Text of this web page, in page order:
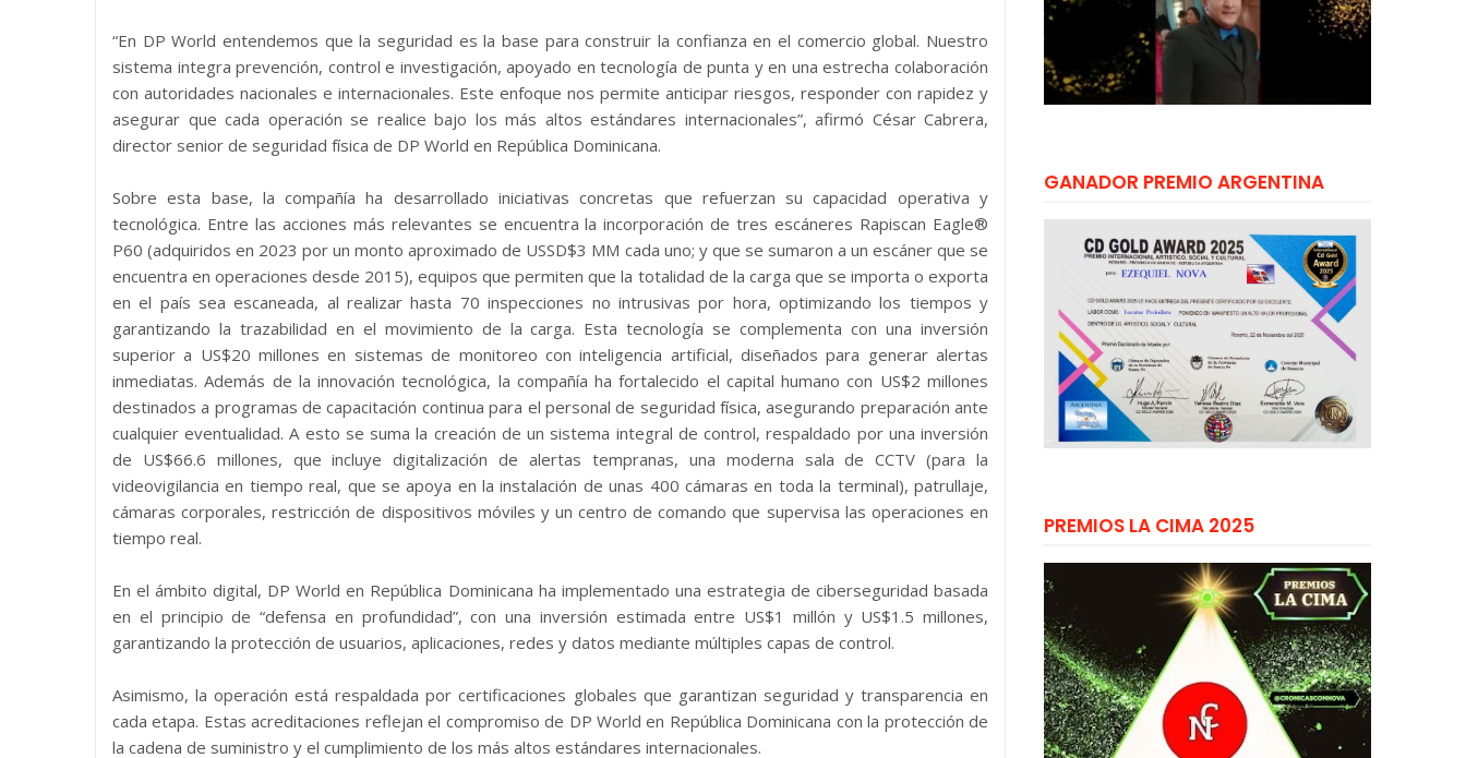
“En DP World entendemos que la seguridad es la base para construir la confianza en el comercio global. Nuestro
sistema integra prevención, control e investigación, apoyado en tecnología de punta y en una estrecha colaboración
con autoridades nacionales e internacionales. Este enfoque nos permite anticipar riesgos, responder con rapidez y
asegurar que cada operación se realice bajo los más altos estándares internacionales”, afirmó César Cabrera,
director senior de seguridad física de DP World en República Dominicana.
Sobre esta base, la compañía ha desarrollado iniciativas concretas que refuerzan su capacidad operativa y
tecnológica. Entre las acciones más relevantes se encuentra la incorporación de tres escáneres Rapiscan Eagle®
P60 (adquiridos en 2023 por un monto aproximado de USSD$3 MM cada uno; y que se sumaron a un escáner que se
encuentra en operaciones desde 2015), equipos que permiten que la totalidad de la carga que se importa o exporta
en el país sea escaneada, al realizar hasta 70 inspecciones no intrusivas por hora, optimizando los tiempos y
garantizando la trazabilidad en el movimiento de la carga. Esta tecnología se complementa con una inversión
superior a US$20 millones en sistemas de monitoreo con inteligencia artificial, diseñados para generar alertas
inmediatas. Además de la innovación tecnológica, la compañía ha fortalecido el capital humano con US$2 millones
destinados a programas de capacitación continua para el personal de seguridad física, asegurando preparación ante
cualquier eventualidad. A esto se suma la creación de un sistema integral de control, respaldado por una inversión
de US$66.6 millones, que incluye digitalización de alertas tempranas, una moderna sala de CCTV (para la
videovigilancia en tiempo real, que se apoya en la instalación de unas 400 cámaras en toda la terminal), patrullaje,
cámaras corporales, restricción de dispositivos móviles y un centro de comando que supervisa las operaciones en
tiempo real.
En el ámbito digital, DP World en República Dominicana ha implementado una estrategia de ciberseguridad basada
en el principio de “defensa en profundidad”, con una inversión estimada entre US$1 millón y US$1.5 millones,
garantizando la protección de usuarios, aplicaciones, redes y datos mediante múltiples capas de control.
Asimismo, la operación está respaldada por certificaciones globales que garantizan seguridad y transparencia en
cada etapa. Estas acreditaciones reflejan el compromiso de DP World en República Dominicana con la protección de
la cadena de suministro y el cumplimiento de los más altos estándares internacionales.
GANADOR PREMIO ARGENTINA
PREMIOS LA CIMA 2025